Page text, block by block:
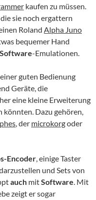
kaufen zu müssen.
sie noch ergattern
Roland Alpha Juno
bequemer Hand
Software-Emulationen.
guten Bedienung
Geräte, die
eine kleine Erweiterung
könnten. Dazu gehören,
, der microkorgoder
Encoder, einige Taster
und Sets von
auch mitSoftware. Mit
zeigt er sogar